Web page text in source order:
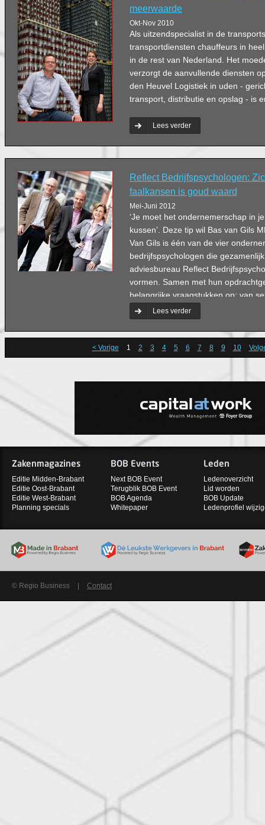
meerwaarde
Okt-Nov 2010
Als uitzendspecialist in de
transportdiensten chauffeurs in
in de rest van Nederland. Het
verzorgt de aanvullende diensten
den Heuvel Logistiek in uden -
transport, distributie en opslag - is
Lees verder
Reflect Bedrijfspsychologen:
faalkansen is goud waard
Mei-Juni 2012
‘Je moet het ondernemerschap in
kussen’. Deze tip wil Bas van Gils
Van Gils is één van de vier
bedrijfspsychologen die
adviesbureau Reflect
vormen. Samen met hun
belangrijke vraagstukken op: van
opvolgingskwesties tot aan
organisatieontwikkeling.
Lees verder
< Vorige 1 2 3 4 5 6 7 8 9 10
Zakenmagazines
Editie Midden-Brabant
Editie Oost-Brabant
Editie West-Brabant
Planning specials
BOB Events
Next BOB Event
Terugblik BOB Event
BOB Agenda
Whitepaper
Leden
Ledenoverzicht
Lid worden
BOB Update
Ledenprofiel
© Regio Business Contact